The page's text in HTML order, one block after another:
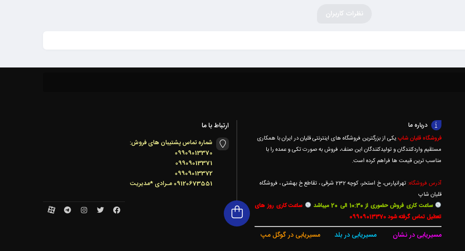
نظرات کاربران
درباره ما
فروشگاه قلیان شاپیکی از بزرگترین فروشگاه های اینترنتی قلیان در ایران با همکاری
مستقیم واردکنندگان و تولیدکنندگان این صنف، فروش به صورت تکی و عمده را با
مناسب ترین قیمت ها فراهم کرده است.
آدرس فروشگاه:
تهرانپارس، خ استخر، کوچه 232 شرقی ، تقاطع خ بهشتی ، فروشگاه
قلیان شاپ
ساعت کاری فروش حضوری از 10:30 الی 20 میباشد
ساعت کاری روز های
تعطیل تماس گرفته شود 09909013370
مسیریابی در نشان مسیریابی در بلد مسیریابی در گوگل مپ
ارتباط با ما
شماره تماس پشتیبان های فروش:
09909013370
09909013371
09909013372
09120673551 مـرادی *مدیریت